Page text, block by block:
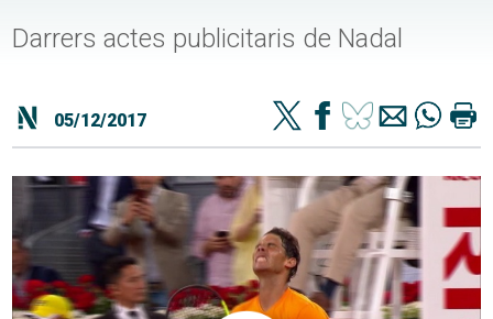
Darrers actes publicitaris de Nadal
05/12/2017